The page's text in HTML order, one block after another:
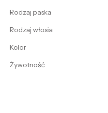
Rodzaj paska
Rodzaj włosia
Kolor
Żywotność